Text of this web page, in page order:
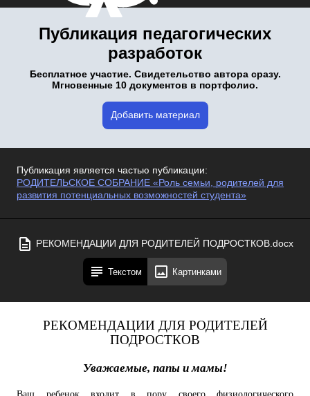
Публикация педагогических
разработок
Бесплатное участие. Свидетельство автора сразу.
Мгновенные 10 документов в портфолио.
Добавить материал
Публикация является частью публикации:
РОДИТЕЛЬСКОЕ СОБРАНИЕ «Роль семьи, родителей для
развития потенциальных возможностей студента»
РЕКОМЕНДАЦИИ ДЛЯ РОДИТЕЛЕЙ ПОДРОСТКОВ.docx
Текстом Картинками
РЕКОМЕНДАЦИИ ДЛЯ РОДИТЕЛЕЙ
ПОДРОСТКОВ
Уважаемые, папы и мамы!